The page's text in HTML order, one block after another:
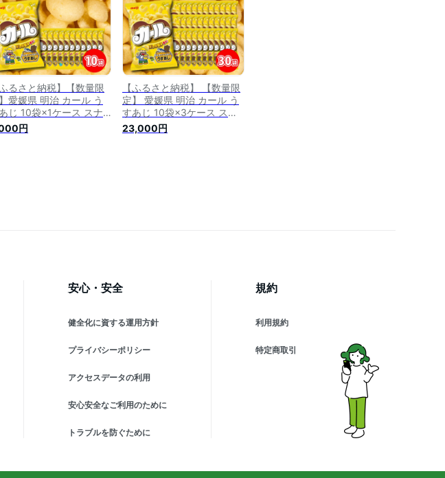
ふるさと納税】【数量限
愛媛県 明治 カール う
じ 10袋×1ケース スナ
菓子 セット 送料無料
本 限定 まとめ買い お
円
【ふるさと納税】 【数量限
定】 愛媛県 明治 カール う
すあじ 10袋×3ケース スナ
ック菓子 セット 送料無料
西日本限定 まとめ買い お菓
23,000円
安心・安全
健全化に資する運用方針
プライバシーポリシー
アクセスデータの利用
安心安全なご利用のために
トラブルを防ぐために
規約
利用規約
特定商取引